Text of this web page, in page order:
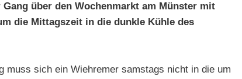
über den Wochenmarkt am Münster mit
die Mittagszeit in die dunkle Kühle des
muss sich ein Wiehremer samstags nicht in die um